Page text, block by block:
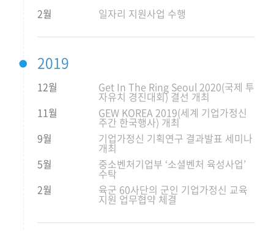
2월 일자리 지원사업 수행
2019
12월 Get In The Ring Seoul 2020(국제 투
자유치 경진대회) 결선 개최
11월
GEW KOREA 2019(세계 기업가정신
주간 한국행사) 개최
9월
기업가정신 기획연구 결과발표 세미나
개최
5월
중소벤처기업부 ‘소셜벤처 육성사업’
수탁
2월
육군 60사단의 군인 기업가정신 교육
지원 업무협약 체결